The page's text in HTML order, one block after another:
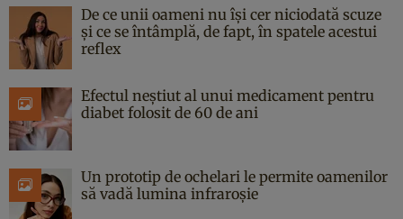
De ce unii oameni nu își cer niciodată scuze
și ce se întâmplă, de fapt, în spatele acestui
reflex
Efectul neștiut al unui medicament pentru
diabet folosit de 60 de ani
Un prototip de ochelari le permite oamenilor
să vadă lumina infraroșie